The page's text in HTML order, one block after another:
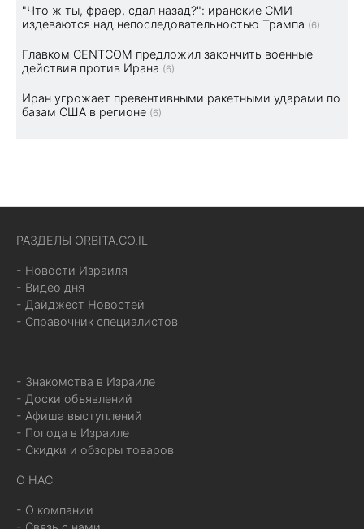
"Что ж ты, фраер, сдал назад?": иранские СМИ
издеваются над непоследовательностью Трампа (6)
Главком CENTCOM предложил закончить военные
действия против Ирана (6)
Иран угрожает превентивными ракетными ударами по
базам США в регионе (6)
РАЗДЕЛЫ ORBITA.CO.IL
- Новости Израиля
- Видео дня
- Дайджест Новостей
- Справочник специалистов
- Знакомства в Израиле
- Доски объявлений
- Афиша выступлений
- Погода в Израиле
- Скидки и обзоры товаров
О НАС
- О компании